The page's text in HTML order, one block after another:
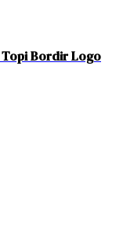
Topi Bordir Logo